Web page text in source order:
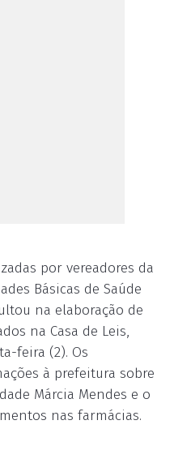
por vereadores da
Básicas de Saúde
na elaboração de
na Casa de Leis,
feira (2). Os
à prefeitura sobre
Márcia Mendes e o
nas farmácias.